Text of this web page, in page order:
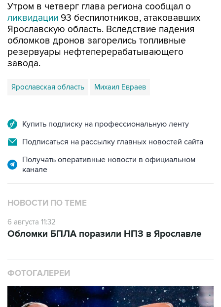
Утром в четверг глава региона сообщал о
ликвидации 93 беспилотников, атаковавших
Ярославскую область. Вследствие падения
обломков дронов загорелись топливные
резервуары нефтеперерабатывающего
завода.
Ярославская область Михаил Евраев
Купить подписку на профессиональную ленту
Подписаться на рассылку главных новостей сайта
Получать оперативные новости в официальном
канале
НОВОСТИ ПО ТЕМЕ
6 августа 11:32
Обломки БПЛА поразили НПЗ в Ярославле
ФОТОГАЛЕРЕИ